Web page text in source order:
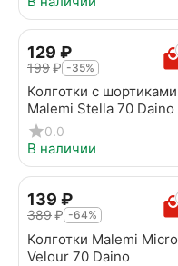
‍129‍ ₽
‍199‍₽ -35%
Колготки с шортиками
Malemi Stella 70 Daino
0.0
В наличии
‍139‍ ₽
‍389‍₽ -64%
Колготки Malemi Micro
Velour 70 Daino